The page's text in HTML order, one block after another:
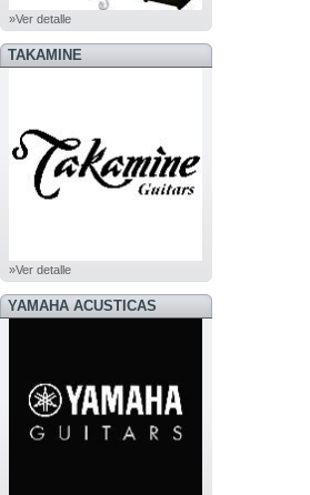
»Ver detalle
TAKAMINE
»Ver detalle
YAMAHA ACUSTICAS